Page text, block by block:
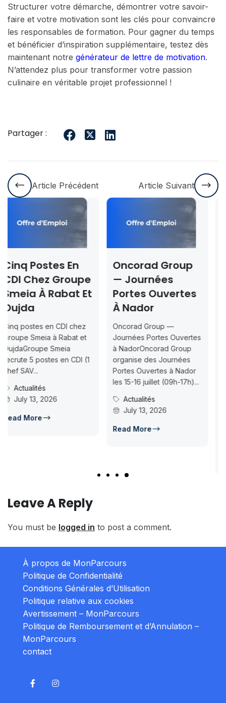
Structurer votre démarche, démontrer votre savoir-
faire et votre motivation sont les clés pour convaincre
les responsables de formation. Pour gagner du temps
et bénéficier d’inspiration supplémentaire, testez dès
maintenant notre générateur de lettre de motivation.
N’attendez plus pour transformer votre passion
culinaire en véritable projet professionnel !
Partager :
Article Précédent Article Suivant
Oncorad Group
— Journées
Portes Ouvertes
À Nador
Oncorad Group —
Journées Portes Ouvertes
à NadorOncorad Group
organise des Journées
Portes Ouvertes à Nador
Actualités
Concours ISMAC
Rabat & Dakhla
2026-2027 —
Inscription
Jusqu’au 2026-
07-18
Concours d’accès L1
Inscription jusqu’au 2026-
07-18ISMAC ouvre les
candidatures au concours
d’accès en L1 pour...
Concours Post-Bac
Leave A Reply
You must be logged in to post a comment.
À propos de MonParcours
Politique de Confidentialité
Conditions Générales d’Utilisation
Politique relative aux cookies
Avertissement – MonParcours
Politique de Remboursement et d’Annulation –
MonParcours
contact